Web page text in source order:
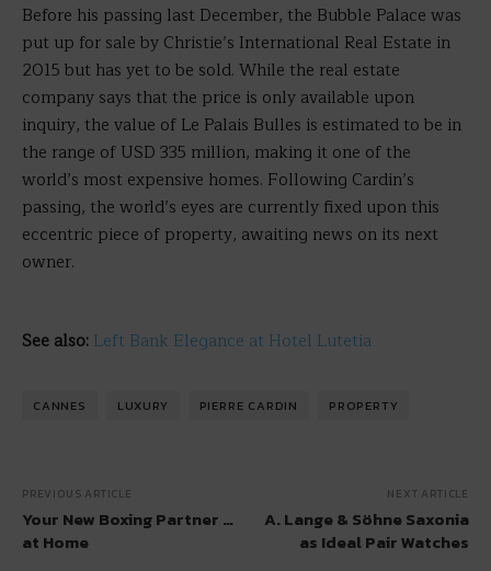
Before his passing last December, the Bubble Palace was
put up for sale by Christie’s International Real Estate in
2015 but has yet to be sold. While the real estate
company says that the price is only available upon
inquiry, the value of Le Palais Bulles is estimated to be in
the range of USD 335 million, making it one of the
world’s most expensive homes. Following Cardin’s
passing, the world’s eyes are currently fixed upon this
eccentric piece of property, awaiting news on its next
owner.
See also: Left Bank Elegance at Hotel Lutetia
CANNES LUXURY PIERRE CARDIN PROPERTY
PREVIOUS ARTICLE
Your New Boxing Partner …
at Home
NEXT ARTICLE
A. Lange & Söhne Saxonia
as Ideal Pair Watches